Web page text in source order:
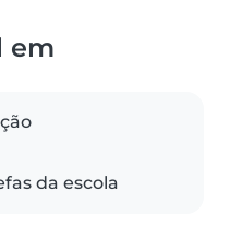
em
da escola